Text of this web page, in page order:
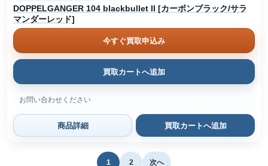
DOPPELGANGER 104 blackbullet II [カーボンブラック/サラ
マンダーレッド]
今すぐ買取申込み
買取カートへ追加
お問い合わせください
商品詳細 買取カートへ追加
1 2 次へ